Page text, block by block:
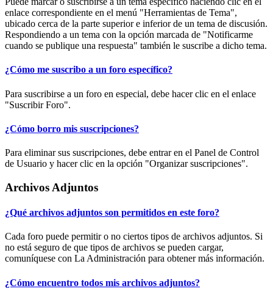
enlace correspondiente en el menú "Herramientas de Tema",
ubicado cerca de la parte superior e inferior de un tema de discusión.
Respondiendo a un tema con la opción marcada de "Notificarme
cuando se publique una respuesta" también le suscribe a dicho tema.
¿Cómo me suscribo a un foro específico?
Para suscribirse a un foro en especial, debe hacer clic en el enlace
"Suscribir Foro".
¿Cómo borro mis suscripciones?
Para eliminar sus suscripciones, debe entrar en el Panel de Control
de Usuario y hacer clic en la opción "Organizar suscripciones".
Archivos Adjuntos
¿Qué archivos adjuntos son permitidos en este foro?
Cada foro puede permitir o no ciertos tipos de archivos adjuntos. Si
no está seguro de que tipos de archivos se pueden cargar,
comuníquese con La Administración para obtener más información.
¿Cómo encuentro todos mis archivos adjuntos?